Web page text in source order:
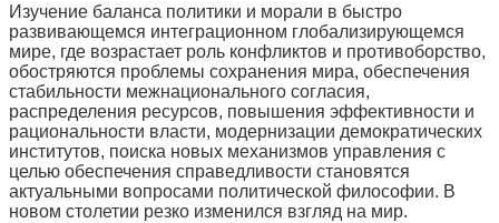
Изучение баланса политики и морали в быстро
развивающемся интеграционном глобализирующемся
мире, где возрастает роль конфликтов и противоборство,
обостряются проблемы сохранения мира, обеспечения
стабильности межнационального согласия,
распределения ресурсов, повышения эффективности и
рациональности власти, модернизации демократических
институтов, поиска новых механизмов управления с
целью обеспечения справедливости становятся
актуальными вопросами политической философии. В
новом столетии резко изменился взгляд на мир.